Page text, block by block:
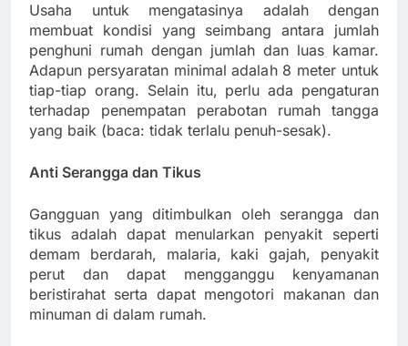
Usaha untuk mengatasinya adalah dengan
membuat kondisi yang seimbang antara jumlah
penghuni rumah dengan jumlah dan luas kamar.
Adapun persyaratan minimal adalah 8 meter untuk
tiap-tiap orang. Selain itu, perlu ada pengaturan
terhadap penempatan perabotan rumah tangga
yang baik (baca: tidak terlalu penuh-sesak).
Anti Serangga dan Tikus
Gangguan yang ditimbulkan oleh serangga dan
tikus adalah dapat menularkan penyakit seperti
demam berdarah, malaria, kaki gajah, penyakit
perut dan dapat mengganggu kenyamanan
beristirahat serta dapat mengotori makanan dan
minuman di dalam rumah.